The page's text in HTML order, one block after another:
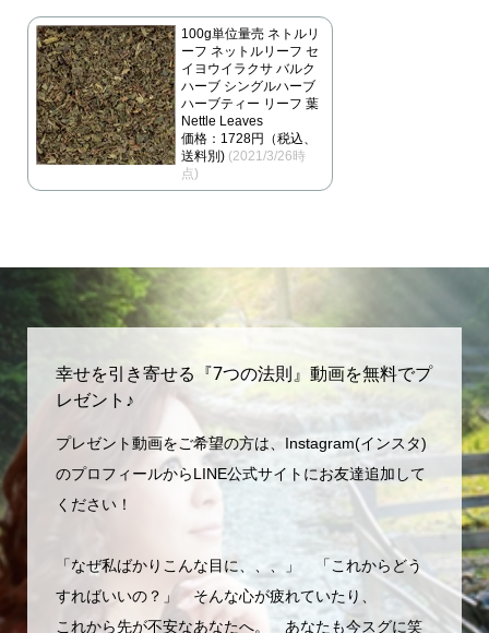
100g単位量売 ネトルリ
ーフ ネットルリーフ セ
イヨウイラクサ バルク
ハーブ シングルハーブ
ハーブティー リーフ 葉
Nettle Leaves
価格：1728円（税込、
送料別) (2021/3/26時
点)
幸せを引き寄せる『7つの法則』動画を無料でプ
レゼント♪
プレゼント動画をご希望の方は、Instagram(インスタ)
のプロフィールからLINE公式サイトにお友達追加して
ください！
「なぜ私ばかりこんな目に、、、」 「これからどう
すればいいの？」 そんな心が疲れていたり、
これから先が不安なあなたへ。 あなたも今スグに笑